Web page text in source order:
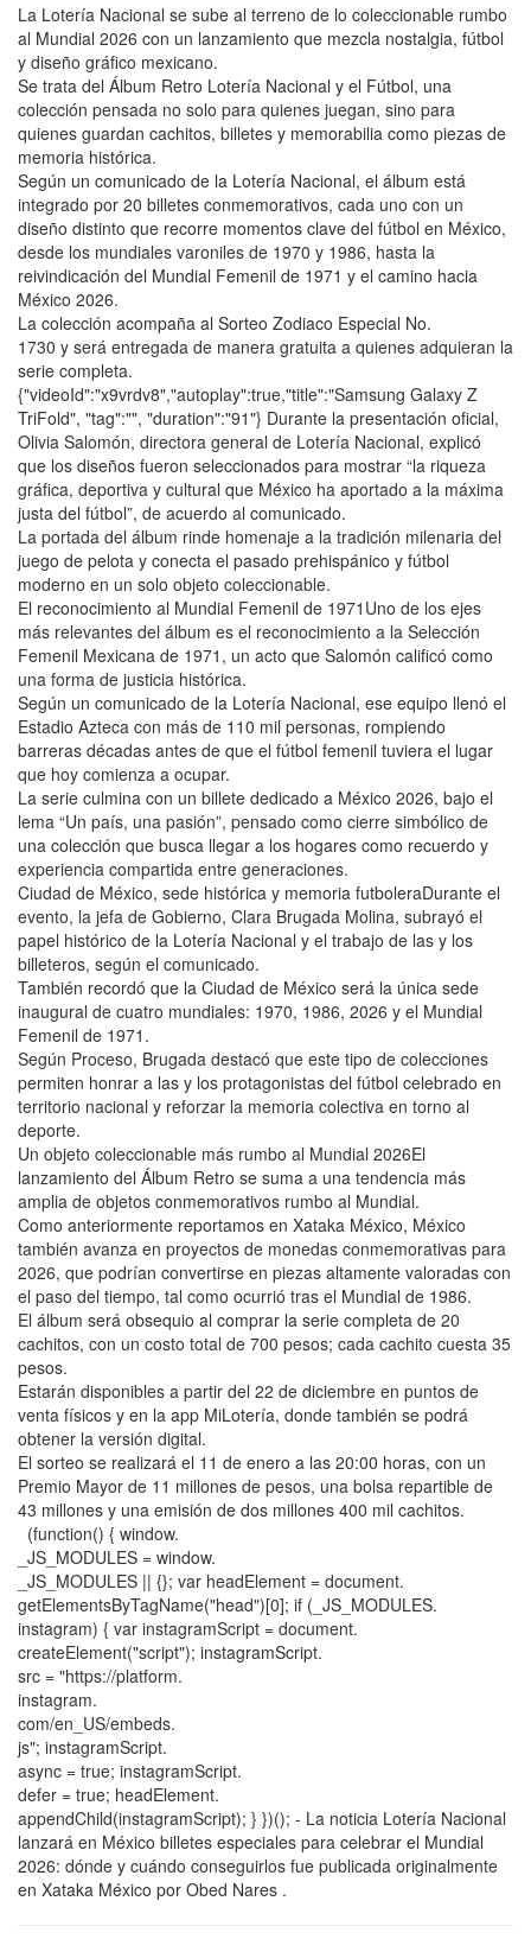
La Lotería Nacional se sube al terreno de lo coleccionable rumbo
al Mundial 2026 con un lanzamiento que mezcla nostalgia, fútbol
y diseño gráfico mexicano.
Se trata del Álbum Retro Lotería Nacional y el Fútbol, una
colección pensada no solo para quienes juegan, sino para
quienes guardan cachitos, billetes y memorabilia como piezas de
memoria histórica.
Según un comunicado de la Lotería Nacional, el álbum está
integrado por 20 billetes conmemorativos, cada uno con un
diseño distinto que recorre momentos clave del fútbol en México,
desde los mundiales varoniles de 1970 y 1986, hasta la
reivindicación del Mundial Femenil de 1971 y el camino hacia
México 2026.
La colección acompaña al Sorteo Zodiaco Especial No.
1730 y será entregada de manera gratuita a quienes adquieran la
serie completa.
{"videoId":"x9vrdv8","autoplay":true,"title":"Samsung Galaxy Z
TriFold", "tag":"", "duration":"91"} Durante la presentación oficial,
Olivia Salomón, directora general de Lotería Nacional, explicó
que los diseños fueron seleccionados para mostrar “la riqueza
gráfica, deportiva y cultural que México ha aportado a la máxima
justa del fútbol”, de acuerdo al comunicado.
La portada del álbum rinde homenaje a la tradición milenaria del
juego de pelota y conecta el pasado prehispánico y fútbol
moderno en un solo objeto coleccionable.
El reconocimiento al Mundial Femenil de 1971Uno de los ejes
más relevantes del álbum es el reconocimiento a la Selección
Femenil Mexicana de 1971, un acto que Salomón calificó como
una forma de justicia histórica.
Según un comunicado de la Lotería Nacional, ese equipo llenó el
Estadio Azteca con más de 110 mil personas, rompiendo
barreras décadas antes de que el fútbol femenil tuviera el lugar
que hoy comienza a ocupar.
La serie culmina con un billete dedicado a México 2026, bajo el
lema “Un país, una pasión”, pensado como cierre simbólico de
una colección que busca llegar a los hogares como recuerdo y
experiencia compartida entre generaciones.
Ciudad de México, sede histórica y memoria futboleraDurante el
evento, la jefa de Gobierno, Clara Brugada Molina, subrayó el
papel histórico de la Lotería Nacional y el trabajo de las y los
billeteros, según el comunicado.
También recordó que la Ciudad de México será la única sede
inaugural de cuatro mundiales: 1970, 1986, 2026 y el Mundial
Femenil de 1971.
Según Proceso, Brugada destacó que este tipo de colecciones
permiten honrar a las y los protagonistas del fútbol celebrado en
territorio nacional y reforzar la memoria colectiva en torno al
deporte.
Un objeto coleccionable más rumbo al Mundial 2026El
lanzamiento del Álbum Retro se suma a una tendencia más
amplia de objetos conmemorativos rumbo al Mundial.
Como anteriormente reportamos en Xataka México, México
también avanza en proyectos de monedas conmemorativas para
2026, que podrían convertirse en piezas altamente valoradas con
el paso del tiempo, tal como ocurrió tras el Mundial de 1986.
El álbum será obsequio al comprar la serie completa de 20
cachitos, con un costo total de 700 pesos; cada cachito cuesta 35
pesos.
Estarán disponibles a partir del 22 de diciembre en puntos de
venta físicos y en la app MiLotería, donde también se podrá
obtener la versión digital.
El sorteo se realizará el 11 de enero a las 20:00 horas, con un
Premio Mayor de 11 millones de pesos, una bolsa repartible de
43 millones y una emisión de dos millones 400 mil cachitos.
(function() { window.
_JS_MODULES = window.
_JS_MODULES || {}; var headElement = document.
getElementsByTagName("head")[0]; if (_JS_MODULES.
instagram) { var instagramScript = document.
createElement("script"); instagramScript.
src = "https://platform.
instagram.
com/en_US/embeds.
js"; instagramScript.
async = true; instagramScript.
defer = true; headElement.
appendChild(instagramScript); } })(); - La noticia Lotería Nacional
lanzará en México billetes especiales para celebrar el Mundial
2026: dónde y cuándo conseguirlos fue publicada originalmente
en Xataka México por Obed Nares .